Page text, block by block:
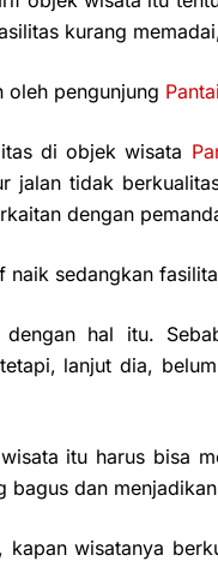
kurang
oleh pengunjung
di objek wisata
jalan tidak
dengan
naik sedangkan
dengan hal itu.
lanjut dia,
itu harus bisa
bagus dan
kapan wisatanya